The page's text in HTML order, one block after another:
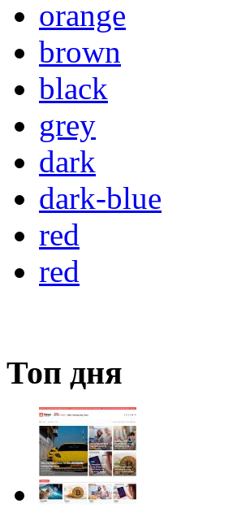
orange
brown
black
grey
dark
dark-blue
red
red
Топ дня